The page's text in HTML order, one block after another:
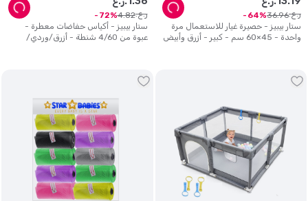
ستار بيبيز - حصيرة غيار للاستعمال مرة
واحدة - 45×60 سم - كبير - أزرق وأبيض
ر.ع. 36.96
64
ستار بيبيز - أكياس حفاضات معطرة -
عبوة من 4/60 شنطة - أزرق/وردي/
ر.ع. 4.82
72